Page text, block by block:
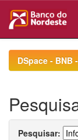
navigationDSpace -
Pesquisar: